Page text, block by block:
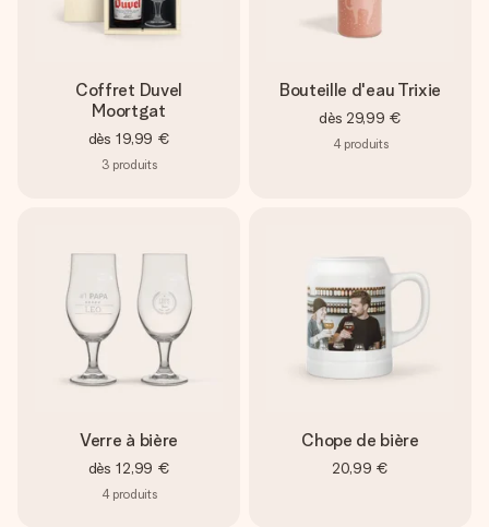
Coffret Duvel
Moortgat
dès 19,99 €
3 produits
Bouteille d'eau Trixie
dès 29,99 €
4 produits
Verre à bière
dès 12,99 €
4 produits
Chope de bière
20,99 €